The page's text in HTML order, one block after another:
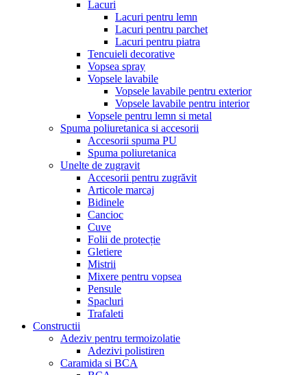
Lacuri
Lacuri pentru lemn
Lacuri pentru parchet
Lacuri pentru piatra
Tencuieli decorative
Vopsea spray
Vopsele lavabile
Vopsele lavabile pentru exterior
Vopsele lavabile pentru interior
Vopsele pentru lemn si metal
Spuma poliuretanica si accesorii
Accesorii spuma PU
Spuma poliuretanica
Unelte de zugravit
Accesorii pentru zugrăvit
Articole marcaj
Bidinele
Cancioc
Cuve
Folii de protecție
Gletiere
Mistrii
Mixere pentru vopsea
Pensule
Spacluri
Trafaleti
Constructii
Adeziv pentru termoizolatie
Adezivi polistiren
Caramida si BCA